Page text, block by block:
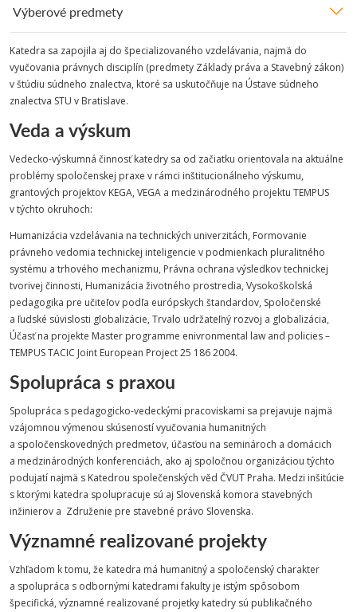
Výberové predmety
Katedra sa zapojila aj do špecializovaného vzdelávania, najmä do
vyučovania právnych disciplín (predmety Základy práva a Stavebný zákon)
v štúdiu súdneho znalectva, ktoré sa uskutočňuje na Ústave súdneho
znalectva STU v Bratislave.
Veda a výskum
Vedecko-výskumná činnosť katedry sa od začiatku orientovala na aktuálne
problémy spoločenskej praxe v rámci inštitucionálneho výskumu,
grantových projektov KEGA, VEGA a medzinárodného projektu TEMPUS
v týchto okruhoch:
Humanizácia vzdelávania na technických univerzitách, Formovanie
právneho vedomia technickej inteligencie v podmienkach pluralitného
systému a trhového mechanizmu, Právna ochrana výsledkov technickej
tvorivej činnosti, Humanizácia životného prostredia, Vysokoškolská
pedagogika pre učiteľov podľa európskych štandardov, Spoločenské
a ľudské súvislosti globalizácie, Trvalo udržateľný rozvoj a globalizácia,
Účasť na projekte Master programme enivronmental law and policies –
TEMPUS TACIC Joint European Project 25 186 2004.
Spolupráca s praxou
Spolupráca s pedagogicko-vedeckými pracoviskami sa prejavuje najmä
vzájomnou výmenou skúseností vyučovania humanitných
a spoločenskovedných predmetov, účasťou na seminároch a domácich
a medzinárodných konferenciách, ako aj spoločnou organizáciou týchto
podujatí najmä s Katedrou společenských věd ČVUT Praha. Medzi inšitúcie
s ktorými katedra spolupracuje sú aj Slovenská komora stavebných
inžinierov a Združenie pre stavebné právo Slovenska.
Významné realizované projekty
Vzhľadom k tomu, že katedra má humanitný a spoločenský charakter
a spolupráca s odbornými katedrami fakulty je istým spôsobom
špecifická, významné realizované projetky katedry sú publikačného